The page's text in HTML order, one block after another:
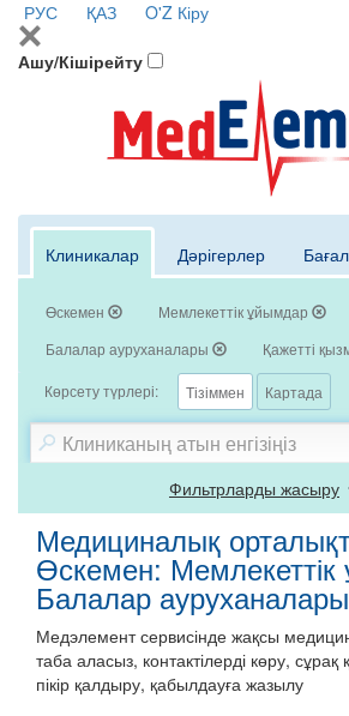
РУС ҚАЗ O'Z Кіру
Ашу/Кішірейту
Клиникалар Дәрігерлер
Өскемен
Мемлекеттік ұйымдар
Балалар ауруханалары
Қажетті
Көрсету түрлері: Тізіммен Картада
Фильтрларды жасыру
Медициналық
Өскемен:
Балалар ауруханалары
Медэлемент сервисінде жақсы
таба аласыз, контактілерді көру,
пікір қалдыру, қабылдауға жазылу